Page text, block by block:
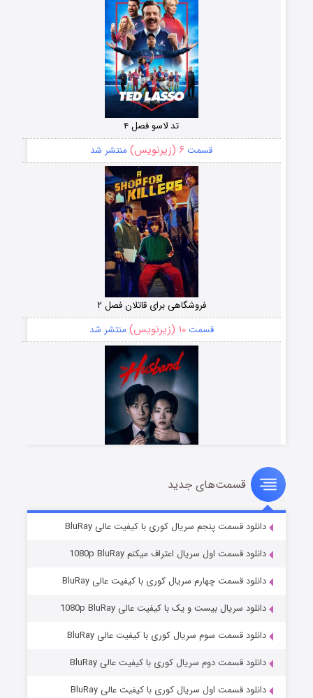
تد لاسو فصل ۴
قسمت ۶ (زیرنویس) منتشر شد
فروشگاهی برای قاتلان فصل ۲
قسمت۱۰ (زیرنویس) منتشر شد
قسمت۸ (زیرنویس) منتشر شد
عملیات آپارتمان
قسمت۲ (زیرنویس) منتشر شد
قسمت‌های جدید
دانلود قسمت پنجم سریال کوری با کیفیت عالی BluRay
دانلود قسمت اول سریال اعتراف میکنم 1080p BluRay
دانلود قسمت چهارم سریال کوری با کیفیت عالی BluRay
دانلود سریال بیست و یک با کیفیت عالی 1080p BluRay
دانلود قسمت سوم سریال کوری با کیفیت عالی BluRay
دانلود قسمت دوم سریال کوری با کیفیت عالی BluRay
دانلود قسمت اول سریال کوری با کیفیت عالی BluRay